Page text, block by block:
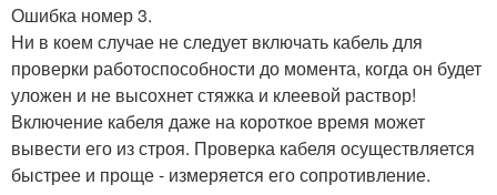
Ошибка номер 3.
Ни в коем случае не следует включать кабель для
проверки работоспособности до момента, когда он будет
уложен и не высохнет стяжка и клеевой раствор!
Включение кабеля даже на короткое время может
вывести его из строя. Проверка кабеля осуществляется
быстрее и проще - измеряется его сопротивление.